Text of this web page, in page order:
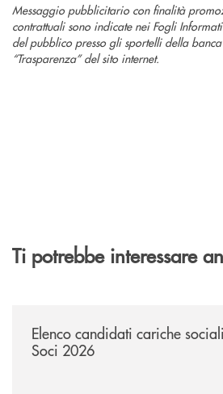
Messaggio pubblicitario con finalità
contrattuali sono indicate nei Fogli
del pubblico presso gli sportelli della
“Trasparenza” del sito internet.
Ti potrebbe interessare
Elenco candidati cariche
Soci 2026